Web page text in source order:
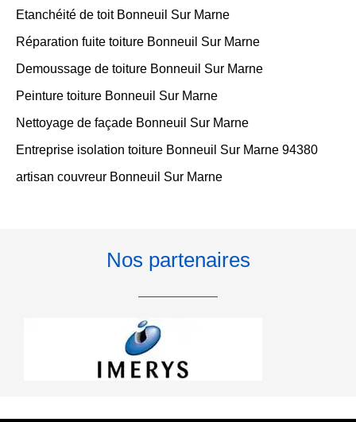
Etanchéité de toit Bonneuil Sur Marne
Réparation fuite toiture Bonneuil Sur Marne
Demoussage de toiture Bonneuil Sur Marne
Peinture toiture Bonneuil Sur Marne
Nettoyage de façade Bonneuil Sur Marne
Entreprise isolation toiture Bonneuil Sur Marne 94380
artisan couvreur Bonneuil Sur Marne
Nos partenaires